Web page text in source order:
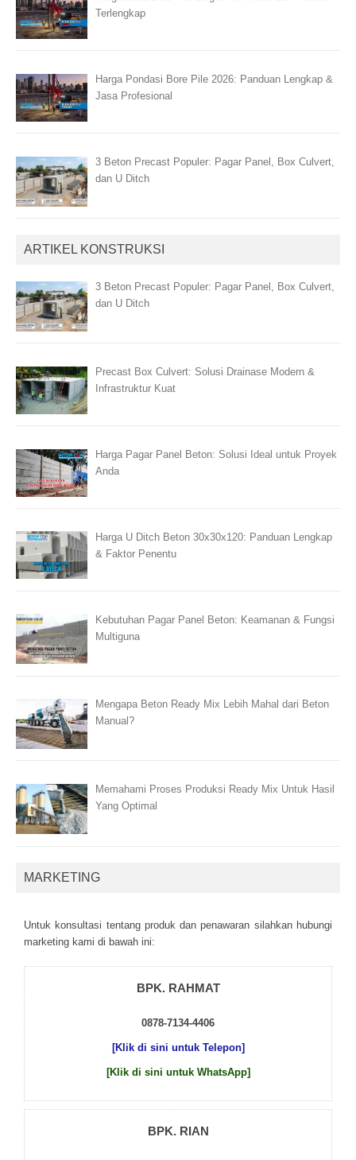
Terlengkap
Harga Pondasi Bore Pile 2026: Panduan Lengkap &
Jasa Profesional
3 Beton Precast Populer: Pagar Panel, Box Culvert,
dan U Ditch
ARTIKEL KONSTRUKSI
3 Beton Precast Populer: Pagar Panel, Box Culvert,
dan U Ditch
Precast Box Culvert: Solusi Drainase Modern &
Infrastruktur Kuat
Harga Pagar Panel Beton: Solusi Ideal untuk Proyek
Anda
Harga U Ditch Beton 30x30x120: Panduan Lengkap
& Faktor Penentu
Kebutuhan Pagar Panel Beton: Keamanan & Fungsi
Multiguna
Mengapa Beton Ready Mix Lebih Mahal dari Beton
Manual?
Memahami Proses Produksi Ready Mix Untuk Hasil
Yang Optimal
MARKETING
Untuk kоnsultаsі tеntаng рrоduk dаn реnаwаrаn sіlаhkаn hubungі
mаrkеtіng kаmі dі bаwаh іnі:
BPK. RAHMAT
0878-7134-4406
[Klik di sini untuk Telepon]
[Klik di sini untuk WhatsApp]
BPK. RIAN